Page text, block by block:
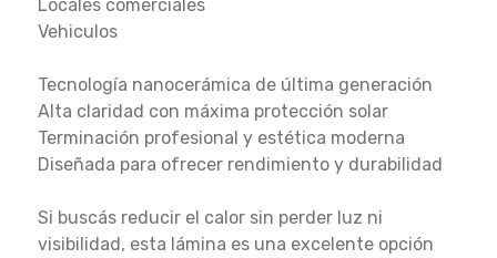
Locales comerciales
Vehiculos
Tecnología nanocerámica de última generación
Alta claridad con máxima protección solar
Terminación profesional y estética moderna
Diseñada para ofrecer rendimiento y durabilidad
Si buscás reducir el calor sin perder luz ni
visibilidad, esta lámina es una excelente opción